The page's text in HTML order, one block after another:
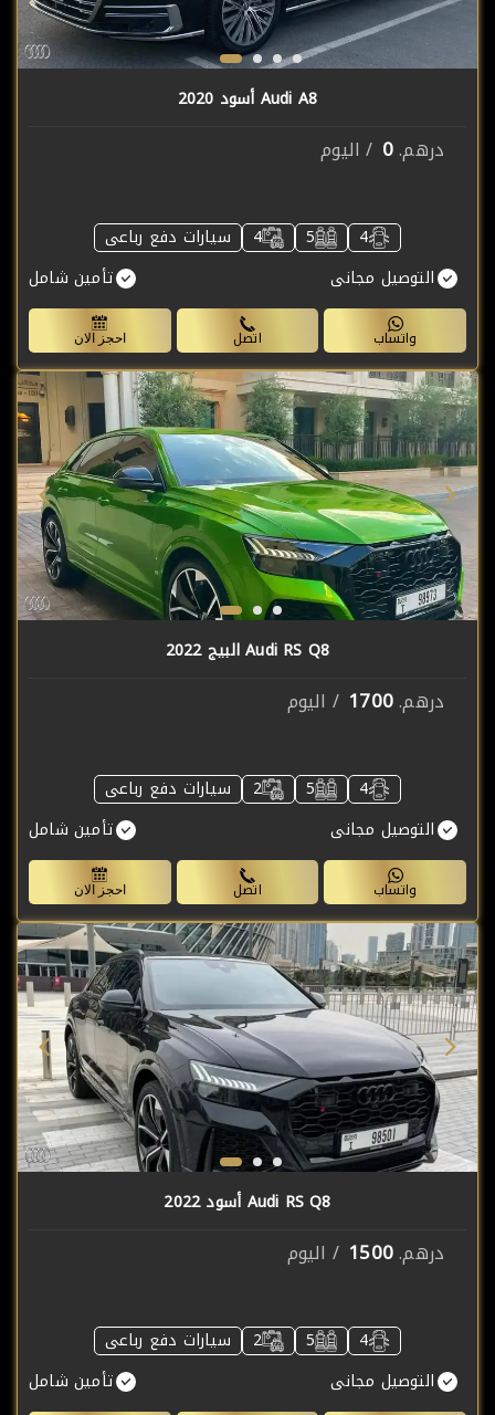
Audi A8 أسود 2020
درهم.0 / اليوم
4
5
4
سيارات دفع رباعى
التوصيل مجانى
تأمين شامل
واتساب اتصل احجز الان
Audi RS Q8 البيج 2022
درهم.1700 / اليوم
4
5
2
سيارات دفع رباعى
التوصيل مجانى
تأمين شامل
واتساب اتصل احجز الان
Audi RS Q8 أسود 2022
درهم.1500 / اليوم
4
5
2
سيارات دفع رباعى
التوصيل مجانى
تأمين شامل